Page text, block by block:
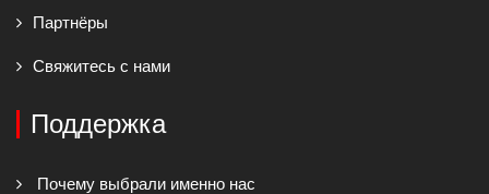
Партнёры
Свяжитесь с нами
Поддержка
Почему выбрали именно нас